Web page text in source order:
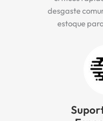
desgaste
estoque